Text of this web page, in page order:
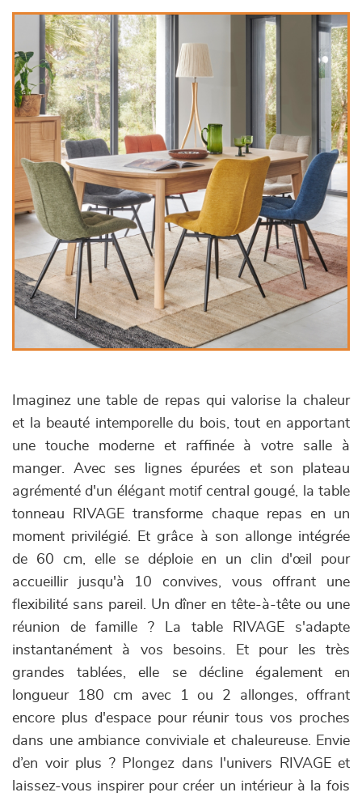
décoration
Imaginez une table de repas qui valorise la chaleur
et la beauté intemporelle du bois, tout en apportant
une touche moderne et raffinée à votre salle à
manger. Avec ses lignes épurées et son plateau
agrémenté d'un élégant motif central gougé, la table
tonneau RIVAGE transforme chaque repas en un
moment privilégié. Et grâce à son allonge intégrée
de 60 cm, elle se déploie en un clin d'œil pour
accueillir jusqu'à 10 convives, vous offrant une
flexibilité sans pareil. Un dîner en tête-à-tête ou une
réunion de famille ? La table RIVAGE s'adapte
instantanément à vos besoins. Et pour les très
grandes tablées, elle se décline également en
longueur 180 cm avec 1 ou 2 allonges, offrant
encore plus d'espace pour réunir tous vos proches
dans une ambiance conviviale et chaleureuse. Envie
d’en voir plus ? Plongez dans l'univers RIVAGE et
laissez-vous inspirer pour créer un intérieur à la fois